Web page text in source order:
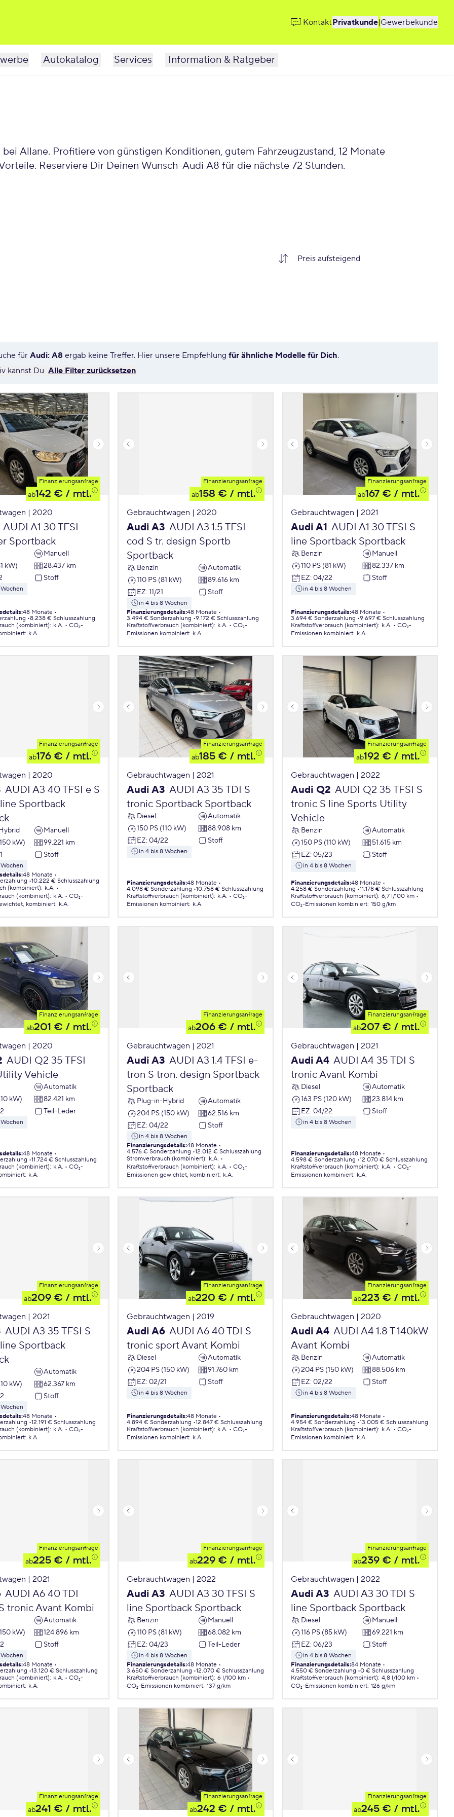
KontaktPrivatkunde|Gewerbekunde
Autokatalog Services Information & Ratgeber
Allane. Profitiere von günstigen Konditionen, gutem Fahrzeugzustand, 12 Monate
Reserviere Dir Deinen Wunsch-Audi A8 für die nächste 72 Stunden.
fürAudi: A8 ergab keine Treffer. Hier unsere Empfehlung für ähnliche Modelle für Dich.
kannst Du Alle Filter zurücksetzen
Finanzierungsanfrage
ab142 € / mtl.
| 2020
AUDI A1 30 TFSI
Sportback
Manuell
kW)
28.437 km
Stoff
:48 Monate
8.238 € Schlusszahlung
(kombiniert): k.A.
CO₂-
: k.A.
Finanzierungsanfrage
ab158 € / mtl.
Gebrauchtwagen | 2020
Audi A3 AUDI A3 1.5 TFSI
cod S tr. design Sportb
Sportback
Benzin
Automatik
110 PS (81 kW)
89.616 km
EZ: 11/21 Stoff
in 4 bis 8 Wochen
Finanzierungsdetails:48 Monate
3.494 € Sonderzahlung 9.172 € Schlusszahlung
Kraftstoffverbrauch (kombiniert): k.A.
CO₂-
Emissionen kombiniert: k.A.
Finanzierungsanfrage
ab167 € / mtl.
Gebrauchtwagen | 2021
Audi A1 AUDI A1 30 TFSI S
line Sportback Sportback
Benzin
Manuell
110 PS (81 kW)
82.337 km
EZ: 04/22 Stoff
in 4 bis 8 Wochen
Finanzierungsdetails:48 Monate
3.694 € Sonderzahlung 9.697 € Schlusszahlung
Kraftstoffverbrauch (kombiniert): k.A.
CO₂-
Emissionen kombiniert: k.A.
Finanzierungsanfrage
ab176 € / mtl.
| 2020
AUDI A3 40 TFSI e S
Sportback
Manuell
kW)
99.221 km
Stoff
:48 Monate
10.222 € Schlusszahlung
(kombiniert): k.A.
(kombiniert): k.A.
CO₂-
kombiniert: k.A.
Finanzierungsanfrage
ab185 € / mtl.
Gebrauchtwagen | 2021
Audi A3 AUDI A3 35 TDI S
tronic Sportback Sportback
Diesel
Automatik
150 PS (110 kW)
88.908 km
EZ: 04/22 Stoff
in 4 bis 8 Wochen
Finanzierungsdetails:48 Monate
4.098 € Sonderzahlung 10.758 € Schlusszahlung
Kraftstoffverbrauch (kombiniert): k.A.
CO₂-
Emissionen kombiniert: k.A.
Finanzierungsanfrage
ab192 € / mtl.
Gebrauchtwagen | 2022
Audi Q2 AUDI Q2 35 TFSI S
tronic S line Sports Utility
Vehicle
Benzin
Automatik
150 PS (110 kW)
51.615 km
EZ: 05/23 Stoff
in 4 bis 8 Wochen
Finanzierungsdetails:48 Monate
4.258 € Sonderzahlung 11.178 € Schlusszahlung
Kraftstoffverbrauch (kombiniert): 6,7 l/100 km
CO₂-Emissionen kombiniert: 150 g/km
Finanzierungsanfrage
ab201 € / mtl.
| 2020
AUDI Q2 35 TFSI
Vehicle
Automatik
kW)
82.421 km
Teil-Leder
:48 Monate
11.724 € Schlusszahlung
(kombiniert): k.A.
CO₂-
: k.A.
Finanzierungsanfrage
ab206 € / mtl.
Gebrauchtwagen | 2021
Audi A3 AUDI A3 1.4 TFSI e-
tron S tron. design Sportback
Sportback
Plug-in-Hybrid
Automatik
204 PS (150 kW)
62.516 km
EZ: 04/22 Stoff
in 4 bis 8 Wochen
Finanzierungsdetails:48 Monate
4.576 € Sonderzahlung 12.012 € Schlusszahlung
Stromverbrauch (kombiniert): k.A.
Kraftstoffverbrauch (kombiniert): k.A.
CO₂-
Emissionen gewichtet, kombiniert: k.A.
Finanzierungsanfrage
ab207 € / mtl.
Gebrauchtwagen | 2021
Audi A4 AUDI A4 35 TDI S
tronic Avant Kombi
Diesel
Automatik
163 PS (120 kW)
23.814 km
EZ: 04/22 Stoff
in 4 bis 8 Wochen
Finanzierungsdetails:48 Monate
4.598 € Sonderzahlung 12.070 € Schlusszahlung
Kraftstoffverbrauch (kombiniert): k.A.
CO₂-
Emissionen kombiniert: k.A.
Finanzierungsanfrage
ab209 € / mtl.
| 2021
AUDI A3 35 TFSI S
Sportback
Automatik
kW)
62.367 km
Stoff
:48 Monate
12.191 € Schlusszahlung
(kombiniert): k.A.
CO₂-
: k.A.
Finanzierungsanfrage
ab220 € / mtl.
Gebrauchtwagen | 2019
Audi A6 AUDI A6 40 TDI S
tronic sport Avant Kombi
Diesel
Automatik
204 PS (150 kW)
91.760 km
EZ: 02/21 Stoff
in 4 bis 8 Wochen
Finanzierungsdetails:48 Monate
4.894 € Sonderzahlung 12.847 € Schlusszahlung
Kraftstoffverbrauch (kombiniert): k.A.
CO₂-
Emissionen kombiniert: k.A.
Finanzierungsanfrage
ab223 € / mtl.
Gebrauchtwagen | 2020
Audi A4 AUDI A4 1.8 T 140kW
Avant Kombi
Benzin
Automatik
204 PS (150 kW)
88.506 km
EZ: 02/22 Stoff
in 4 bis 8 Wochen
Finanzierungsdetails:48 Monate
4.954 € Sonderzahlung 13.005 € Schlusszahlung
Kraftstoffverbrauch (kombiniert): k.A.
CO₂-
Emissionen kombiniert: k.A.
Finanzierungsanfrage
ab225 € / mtl.
| 2021
AUDI A6 40 TDI
tronic Avant Kombi
Automatik
kW)
124.896 km
Stoff
:48 Monate
13.120 € Schlusszahlung
(kombiniert): k.A.
CO₂-
: k.A.
Finanzierungsanfrage
ab229 € / mtl.
Gebrauchtwagen | 2022
Audi A3 AUDI A3 30 TFSI S
line Sportback Sportback
Benzin
Manuell
110 PS (81 kW)
68.082 km
EZ: 04/23 Teil-Leder
in 4 bis 8 Wochen
Finanzierungsdetails:48 Monate
3.650 € Sonderzahlung 12.070 € Schlusszahlung
Kraftstoffverbrauch (kombiniert): 6 l/100 km
CO₂-Emissionen kombiniert: 137 g/km
Finanzierungsanfrage
ab239 € / mtl.
Gebrauchtwagen | 2022
Audi A3 AUDI A3 30 TDI S
line Sportback Sportback
Diesel
Manuell
116 PS (85 kW)
69.221 km
EZ: 06/23 Stoff
in 4 bis 8 Wochen
Finanzierungsdetails:84 Monate
4.550 € Sonderzahlung 0 € Schlusszahlung
Kraftstoffverbrauch (kombiniert): 4,8 l/100 km
CO₂-Emissionen kombiniert: 126 g/km
Finanzierungsanfrage
ab241 € / mtl.
Finanzierungsanfrage
ab242 € / mtl.
Finanzierungsanfrage
ab245 € / mtl.